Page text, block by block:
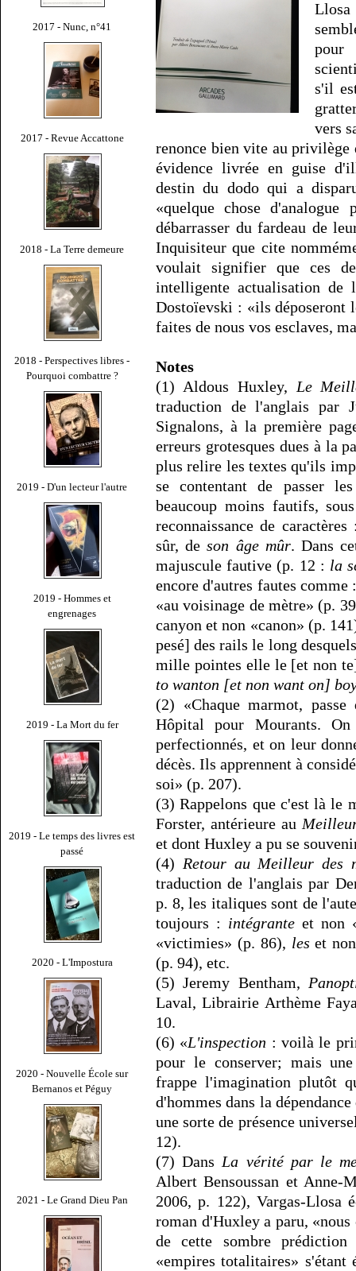
2017 - Nunc, n°41
2017 - Revue Accattone
2018 - La Terre demeure
2018 - Perspectives libres -
Pourquoi combattre ?
2019 - D'un lecteur l'autre
2019 - Hommes et
engrenages
2019 - La Mort du fer
2019 - Le temps des livres est
passé
2020 - L'Impostura
2020 - Nouvelle École sur
Bernanos et Péguy
2021 - Le Grand Dieu Pan
Llosa
s'il
vers
renonce bien vite au
évidence livrée en guise
destin du dodo qui a
«quelque chose
débarrasser du fardeau de
Inquisiteur que cite
voulait signifier que ces
intelligente actualisation de
Dostoïevski : «ils déposeront
faites de nous vos esclaves,
Notes
(1) Aldous Huxley, Le
traduction de l'anglais par
Signalons, à la première
erreurs grotesques dues à la
plus relire les textes qu'ils
se contentant de passer
beaucoup moins fautifs,
reconnaissance de
sûr, deson âge mûr. Dans
majuscule fautive (p. 12 : la
encore d'autres fautes
«au voisinage de mètre» (p.
canyon et non «canon» (p.
pesé] des rails le long
mille pointes elle le [et non
to wanton [et non want on]
(2) «Chaque marmot,
Hôpital pour Mourants.
perfectionnés, et on leur
décès. Ils apprennent à
soi» (p. 207).
(3) Rappelons que c'est là le
Forster, antérieure au
et dont Huxley a pu se
(4) Retour au Meilleur des
traduction de l'anglais par
p. 8, les italiques sont de
toujours : intégrante et non
«victimies» (p. 86), les et
(p. 94), etc.
(5) Jeremy Bentham,
Laval, Librairie Arthème
10.
(6) «L'inspection : voilà le
pour le conserver; mais
frappe l'imagination plutôt
d'hommes dans la
une sorte de présence
12).
(7) Dans La vérité par le
Albert Bensoussan et Anne-
2006, p. 122), Vargas-Llosa
roman d'Huxley a paru,
de cette sombre prédiction
«empires totalitaires»